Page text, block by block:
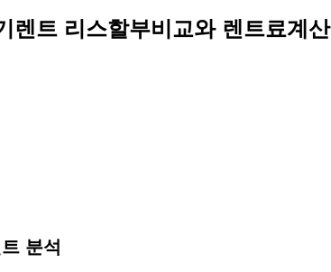
렌트 리스할부비교와 렌트료계산
분석